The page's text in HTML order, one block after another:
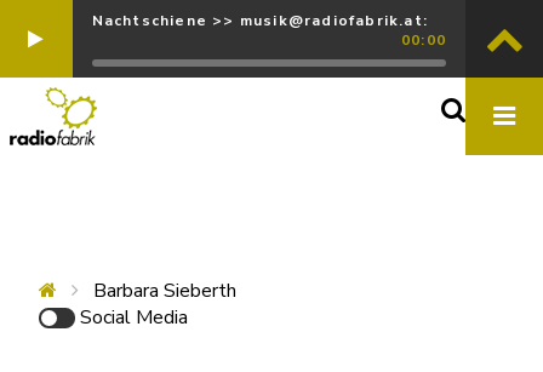
Nachtschiene >> musik@radiofabrik.at:
00:00
Barbara Sieberth
Social Media